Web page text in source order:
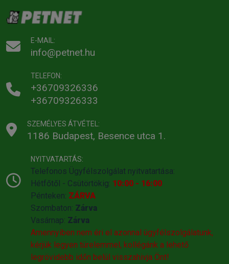
E-MAIL:
info@petnet.hu
TELEFON:
+36709326336
+36709326333
SZEMÉLYES ÁTVÉTEL:
1186 Budapest, Besence utca 1.
NYITVATARTÁS:
Telefonos Ügyfélszolgálat nyitvatartása:
Hétfőtől - Csütörtökig: 10:00 - 16:00
Pénteken: ZÁRVA
Szombaton: Zárva
Vasárnap: Zárva
Amennyiben nem éri el azonnal ügyfélszolgálatunk,
kérjük legyen türelemmel, kollégánk a lehető
legrövidebb időn belül visszahivja Önt!